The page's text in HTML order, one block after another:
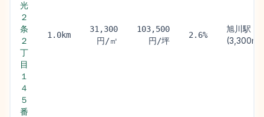
光
２
条
２
丁
目
１
４
５
番
1.0km
31,300
円/㎡
103,500
円/坪
2.6%
旭川駅
(3,300m)